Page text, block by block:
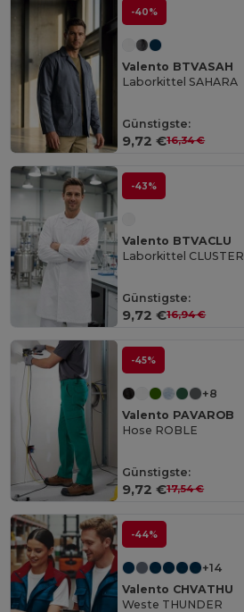
-40%
Valento BTVASAH
Laborkittel SAHARA
Günstigste:
9,72 €16,34 €
-43%
Valento BTVACLU
Laborkittel CLUSTER
Günstigste:
9,72 €16,94 €
-45%
+8
Valento PAVAROB
Hose ROBLE
Günstigste:
9,72 €17,54 €
-44%
+14
Valento CHVATHU
Weste THUNDER